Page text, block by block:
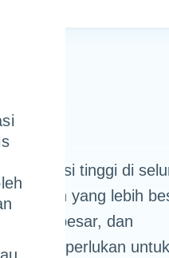
resolusi tinggi di
yang lebih
besar, dan
yang diperlukan untuk